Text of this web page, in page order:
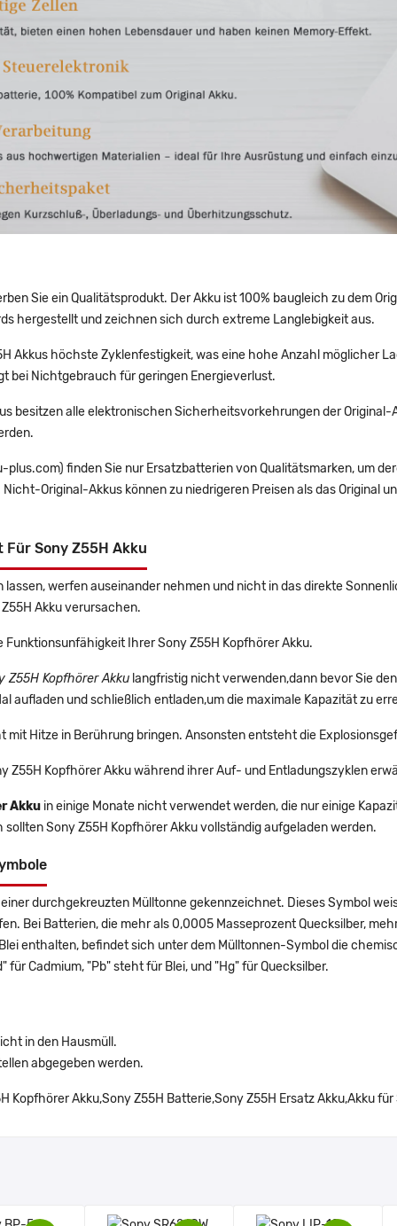
Sie ein Qualitätsprodukt. Der Akku ist 100% baugleich zu dem
hergestellt und zeichnen sich durch extreme Langlebigkeit aus.
Akkus höchste Zyklenfestigkeit, was eine hohe Anzahl möglicher
bei Nichtgebrauch für geringen Energieverlust.
besitzen alle elektronischen Sicherheitsvorkehrungen der
plus.com) finden Sie nur Ersatzbatterien von Qualitätsmarken, um
Original-Akkus können zu niedrigeren Preisen als das Original
Sony Z55H Akku
lassen, werfen auseinander nehmen und nicht in das direkte
Akku verursachen.
Funktionsunfähigkeit Ihrer Sony Z55H Kopfhörer Akku.
Z55H Kopfhörer Akku langfristig nicht verwenden,dann bevor Sie
aufladen und schließlich entladen,um die maximale Kapazität zu
mit Hitze in Berührung bringen. Ansonsten entsteht die
Z55H Kopfhörer Akku während ihrer Auf- und Entladungszyklen
Akku in einige Monate nicht verwendet werden, die nur einige
Sony Z55H Kopfhörer Akku vollständig aufgeladen werden.
durchgekreuzten Mülltonne gekennzeichnet. Dieses Symbol
Bei Batterien, die mehr als 0,0005 Masseprozent Quecksilber,
enthalten, befindet sich unter dem Mülltonnen-Symbol die
Cadmium, "Pb" steht für Blei, und "Hg" für Quecksilber.
in den Hausmüll.
abgegeben werden.
Kopfhörer Akku,Sony Z55H Batterie,Sony Z55H Ersatz Akku,Akku